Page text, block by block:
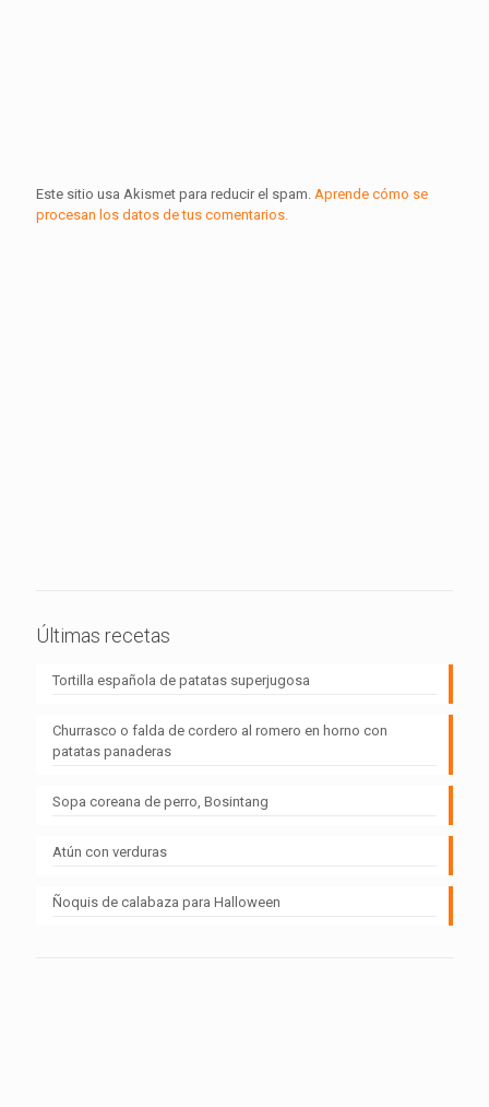
Este sitio usa Akismet para reducir el spam. Aprende cómo se
procesan los datos de tus comentarios.
Últimas recetas
Tortilla española de patatas superjugosa
Churrasco o falda de cordero al romero en horno con
patatas panaderas
Sopa coreana de perro, Bosintang
Atún con verduras
Ñoquis de calabaza para Halloween